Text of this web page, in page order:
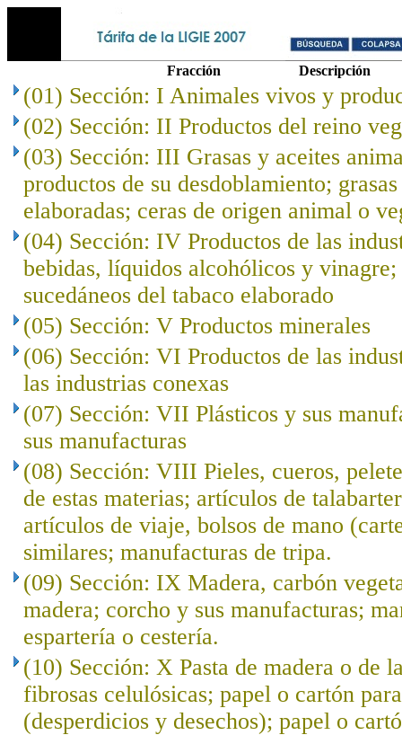
Fracción Descripción
(01) Sección: I Animales vivos y
(02) Sección: II Productos del reino
(03) Sección: III Grasas y aceites
productos de su desdoblamiento;
elaboradas; ceras de origen animal o
(04) Sección: IV Productos de las
bebidas, líquidos alcohólicos y vinagre;
sucedáneos del tabaco elaborado
(05) Sección: V Productos minerales
(06) Sección: VI Productos de las
las industrias conexas
(07) Sección: VII Plásticos y sus
sus manufacturas
(08) Sección: VIII Pieles, cueros,
de estas materias; artículos de
artículos de viaje, bolsos de mano
similares; manufacturas de tripa.
(09) Sección: IX Madera, carbón
madera; corcho y sus manufacturas;
espartería o cestería.
(10) Sección: X Pasta de madera o de
fibrosas celulósicas; papel o cartón
(desperdicios y desechos); papel o